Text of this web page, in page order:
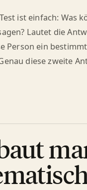
ist einfach: Was
Lautet die
Person ein
diese zweite